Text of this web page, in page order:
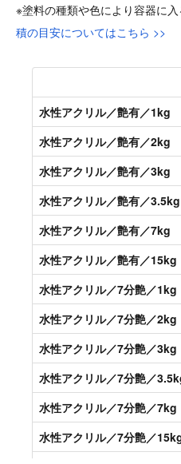
※塗料の種類や色により容器に入
積の目安についてはこちら >>